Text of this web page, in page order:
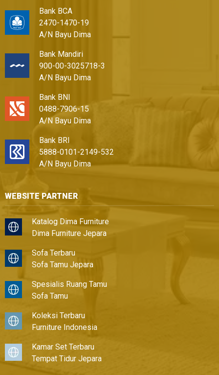
Bank BCA
2470-1470-19
A/N Bayu Dima
Bank Mandiri
900-00-3025718-3
A/N Bayu Dima
Bank BNI
0488-7906-15
A/N Bayu Dima
Bank BRI
5888-0101-2149-532
A/N Bayu Dima
WEBSITE PARTNER
Katalog Dima Furniture
Dima Furniture Jepara
Sofa Terbaru
Sofa Tamu Jepara
Spesialis Ruang Tamu
Sofa Tamu
Koleksi Terbaru
Furniture Indonesia
Kamar Set Terbaru
Tempat Tidur Jepara